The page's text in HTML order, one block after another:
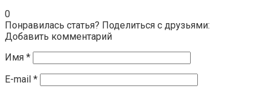
0
Понравилась статья? Поделиться с друзьями:
Добавить комментарий
Имя *
E-mail *